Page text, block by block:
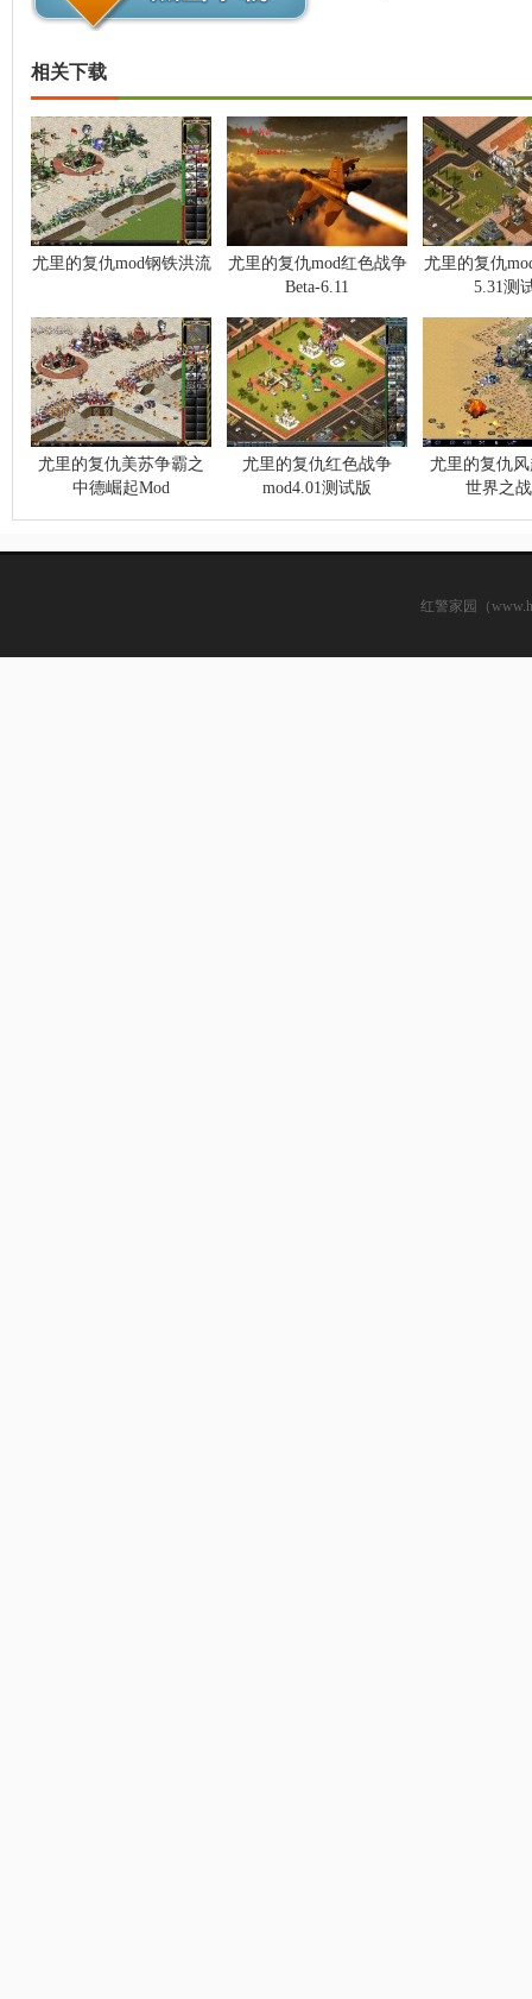
相关下载
尤里的复仇mod钢铁洪流
尤里的复仇mod红色战争
Beta-6.11
尤里的复仇
5.31测
尤里的复仇美苏争霸之
中德崛起Mod
尤里的复仇红色战争
mod4.01测试版
尤里的复仇
世界之
红警家园（